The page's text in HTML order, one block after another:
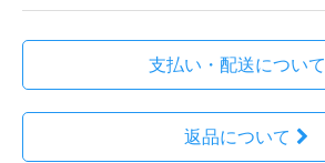
支払い・配送について
返品について